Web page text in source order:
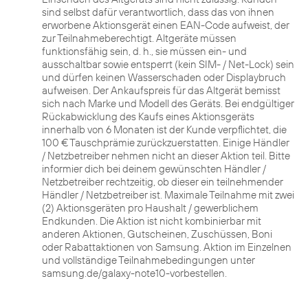
sind selbst dafür verantwortlich, dass das von ihnen
erworbene Aktionsgerät einen EAN-Code aufweist, der
zur Teilnahmeberechtigt. Altgeräte müssen
funktionsfähig sein, d. h., sie müssen ein- und
ausschaltbar sowie entsperrt (kein SIM- / Net-Lock) sein
und dürfen keinen Wasserschaden oder Displaybruch
aufweisen. Der Ankaufspreis für das Altgerät bemisst
sich nach Marke und Modell des Geräts. Bei endgültiger
Rückabwicklung des Kaufs eines Aktionsgeräts
innerhalb von 6 Monaten ist der Kunde verpflichtet, die
100 € Tauschprämie zurückzuerstatten. Einige Händler
/ Netzbetreiber nehmen nicht an dieser Aktion teil. Bitte
informier dich bei deinem gewünschten Händler /
Netzbetreiber rechtzeitig, ob dieser ein teilnehmender
Händler / Netzbetreiber ist. Maximale Teilnahme mit zwei
(2) Aktionsgeräten pro Haushalt / gewerblichem
Endkunden. Die Aktion ist nicht kombinierbar mit
anderen Aktionen, Gutscheinen, Zuschüssen, Boni
oder Rabattaktionen von Samsung. Aktion im Einzelnen
und vollständige Teilnahmebedingungen unter
samsung.de/galaxy-note10-vorbestellen.